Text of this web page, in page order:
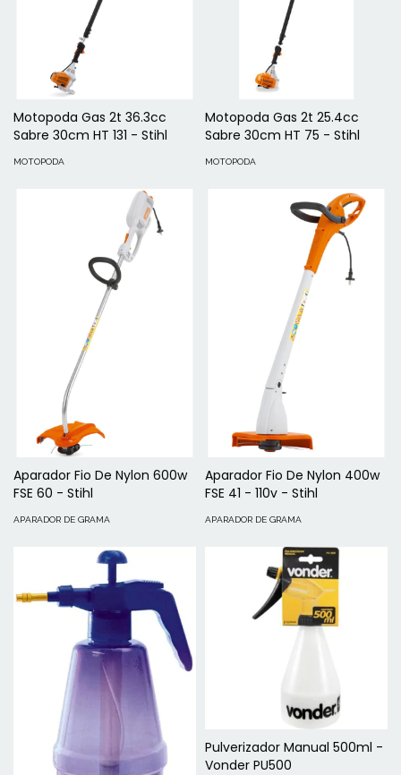
Motopoda Gas 2t 36.3cc
Sabre 30cm HT 131 - Stihl
MOTOPODA
Motopoda Gas 2t 25.4cc
Sabre 30cm HT 75 - Stihl
MOTOPODA
Aparador Fio De Nylon 600w
FSE 60 - Stihl
APARADOR DE GRAMA
Aparador Fio De Nylon 400w
FSE 41 - 110v - Stihl
APARADOR DE GRAMA
Pulverizador Manual 500ml -
Vonder PU500